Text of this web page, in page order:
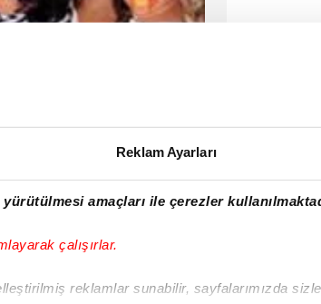
Reklam Ayarları
amaçları ile çerezler
çalışırlar.
reklamlar sunabilir, sayfalarımızda